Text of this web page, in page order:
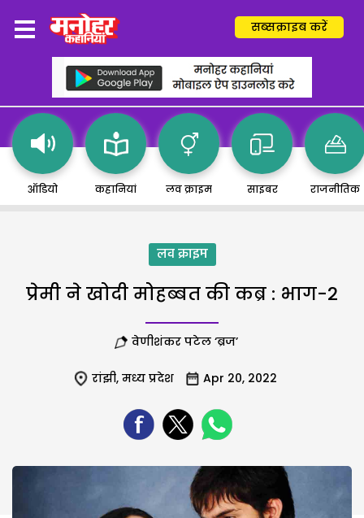
सब्सक्राइब करें
ऑडियो कहानियां लव क्राइम साइबर राजनीतिक
लव क्राइम
प्रेमी ने खोदी मोहब्बत की कब्र : भाग-2
वेणीशंकर पटेल ‘ब्रज’
रांझी, मध्य प्रदेश Apr 20, 2022